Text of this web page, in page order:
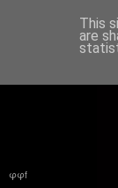
ΠΟΙΟΙ
φφf
This
are